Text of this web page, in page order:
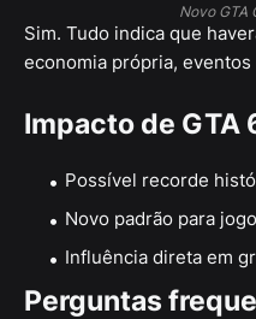
Novo GTA
Sim. Tudo indica que
economia própria,
Impacto de GTA
Possível recorde
Novo padrão para
Influência direta em
Perguntas